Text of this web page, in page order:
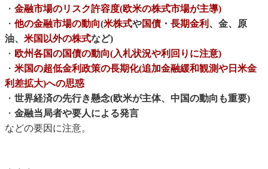
・ 金融市場のリスク許容度(欧米の株式市場が主導)
・ 他の金融市場の動向(米株式や国債・ 長期金利 、金、原
油、 米国以外の株式など)
・ 欧州各国の国債の動向(入札状況や利回りに注意)
・ 米国の超低金利政策の長期化(追加金融緩和観測や日米金
利差拡大)への思惑
・ 世界経済の先行き懸念(欧米が主体、中国の動向も重要)
・ 金融当局者や要人による発言
などの要因に注意。